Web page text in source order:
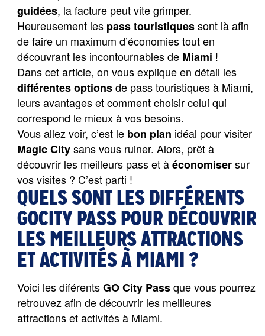
guidées, la facture peut vite grimper.
Heureusement les pass touristiquessont là afin
de faire un maximum d’économies tout en
découvrant les incontournables de Miami !
Dans cet article, on vous explique en détail les
différentes options de pass touristiques à Miami,
leurs avantages et comment choisir celui qui
correspond le mieux à vos besoins.
Vous allez voir, c’est le bon plan
idéal pour visiter
Magic City sans vous ruiner. Alors, prêt à
découvrir les meilleurs pass et à économiser sur
vos visites ? C’est parti !
QUELS SONT LES DIFFÉRENTS
GOCITY PASS POUR DÉCOUVRIR
LES MEILLEURS ATTRACTIONS
ET ACTIVITÉS À MIAMI ?
Voici les diférents GO City Pass que vous pourrez
retrouvez afin de découvrir les meilleures
attractions et activités à Miami.